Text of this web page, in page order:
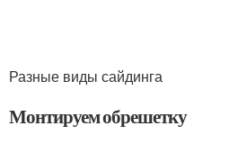
Разные виды сайдинга
Монтируем обрешетку